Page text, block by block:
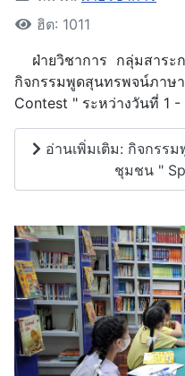
ฮิต: 1011
ฝ่ายวิชาการ กลุ่มสาระ
กิจกรรมพูดสุนทรพจน์ภาษ
Contest " ระหว่างวันที่ 1 -
อ่านเพิ่มเติม: กิจกรร
ชุมชน "